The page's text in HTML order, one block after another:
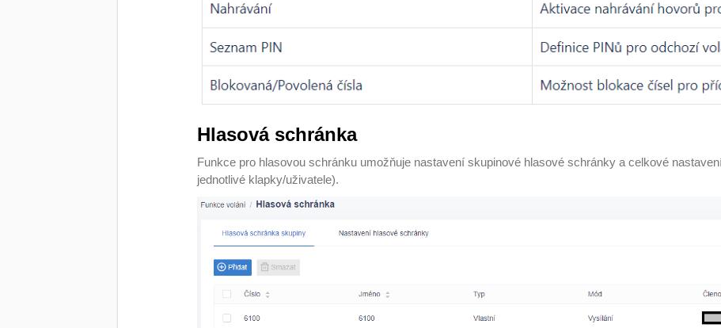
Hlasová schránka
Funkce pro hlasovou schránku umožňuje nastavení skupinové hlasové schránky a celkové
jednotlivé klapky/uživatele).